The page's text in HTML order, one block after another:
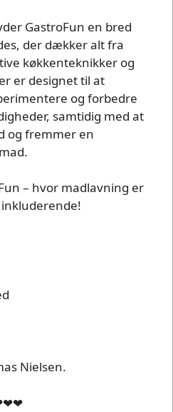
GastroFun en bred
der dækker alt fra
køkkenteknikker og
er designet til at
og forbedre
samtidig med at
og fremmer en
– hvor madlavning er
Nielsen.